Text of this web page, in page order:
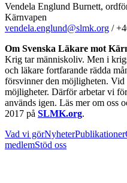
Vendela Englund Burnett,
Kärnvapen
vendela.englund@slmk.org /
Om Svenska Läkare mot
Krig tar människoliv. Men i
och läkare fortfarande rädda
försvinner den möjligheten.
möjligheter. Därför arbetar vi
används igen. Läs mer om oss
2017 på SLMK.org.
Vad vi görNyheterPublikationer
medlemStöd oss